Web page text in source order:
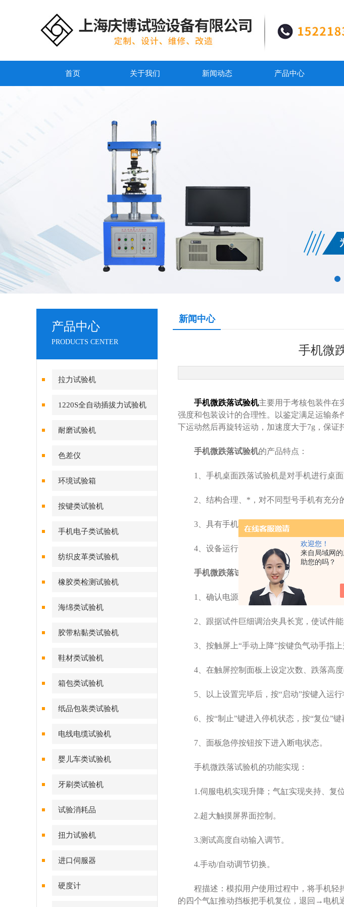
欢迎您！
来自局域网
助您的吗？
首页 关于我们 新闻动态 产品中心
产品中心
PRODUCTS CENTER
拉力试验机
1220S全自动插拔力试验机
耐磨试验机
色差仪
环境试验箱
按键类试验机
手机电子类试验机
纺织皮革类试验机
橡胶类检测试验机
海绵类试验机
胶带粘黏类试验机
鞋材类试验机
箱包类试验机
纸品包装类试验机
电线电缆试验机
婴儿车类试验机
牙刷类试验机
试验消耗品
扭力试验机
进口伺服器
硬度计
新闻中心
手机微
手机微跌落试验机主要用于考核包装件在
强度和包装设计的合理性。以鉴定满足运输
下运动然后再旋转运动，加速度大于7g，保证
手机微跌落试验机的产品特点：
1、手机桌面跌落试验机是对手机进行桌面
2、结构合理、*，对不同型号手机有充分的
3、具有手机翻转检测功能。
4、设备运行稳定，低噪音，免维护。
手机微跌落试验机 的操作步骤：
1、确认电源是否切合划定要求。
2、跟据试件巨细调治夹具长宽，使试件能
3、按触屏上“手动上降”按键负气动手指上
4、在触屏控制面板上设定次数、跌落高度(
5、以上设置完毕后，按“启动”按键入运行
6、按“制止”键进入停机状态，按“复位”键
7、面板急停按钮按下进入断电状态。
手机微跌落试验机的功能实现：
1.伺服电机实现升降；气缸实现夹持、复位
2.超大触摸屏界面控制。
3.测试高度自动输入调节。
4.手动/自动调节切换。
程描述：模拟用户使用过程中，将手机轻
的四个气缸推动挡板把手机复位，退回→电